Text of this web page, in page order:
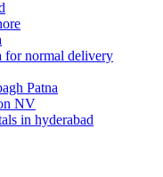
for normal delivery
Patna
NV
in hyderabad